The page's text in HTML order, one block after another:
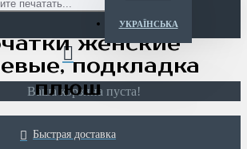
УКРАЇНСЬКА
Ваша корзина пуста!
женские
подкладка
плюш
Быстрая доставка